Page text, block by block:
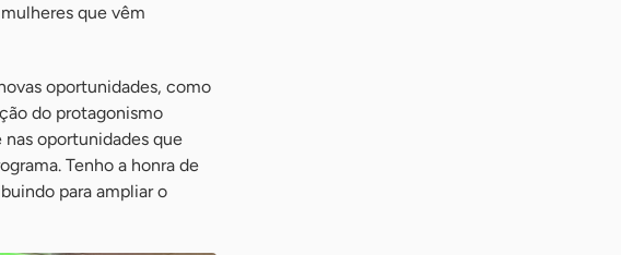
que vêm
oportunidades, como
do protagonismo
oportunidades que
Tenho a honra de
para ampliar o